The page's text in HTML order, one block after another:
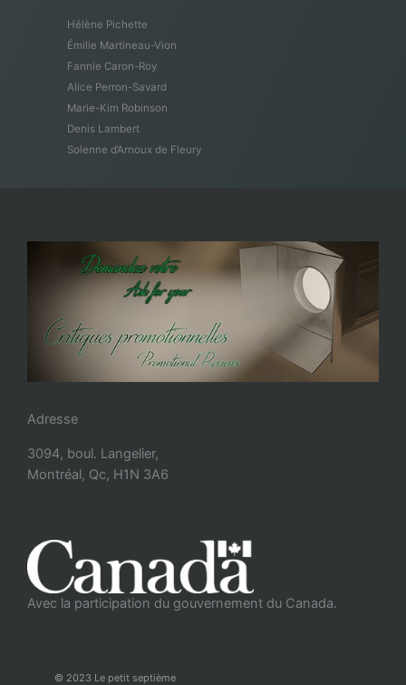
Hélène Pichette
Émilie Martineau-Vion
Fannie Caron-Roy
Alice Perron-Savard
Marie-Kim Robinson
Denis Lambert
Solenne d’Arnoux de Fleury
Adresse
3094, boul. Langelier,
Montréal, Qc, H1N 3A6
Avec la participation du gouvernement du Canada.
© 2023 Le petit septième